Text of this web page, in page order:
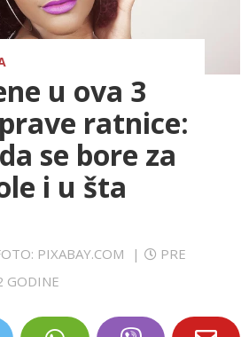
u ova 3
ratnice:
se bore za
i u šta
PIXABAY.COM |
PRE
GODINE